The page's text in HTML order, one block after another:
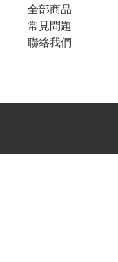
全部商品
常見問題
聯絡我們